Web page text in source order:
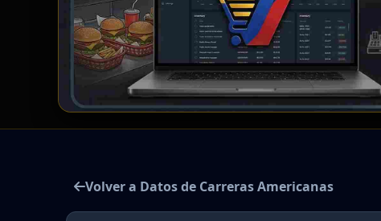
Volver a Datos de Carreras Americanas